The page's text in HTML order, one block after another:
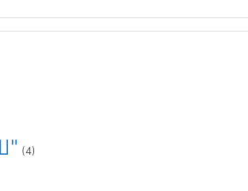
обучения
(4)